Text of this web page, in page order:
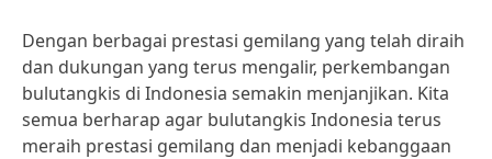
Dengan berbagai prestasi gemilang yang telah diraih
dan dukungan yang terus mengalir, perkembangan
bulutangkis di Indonesia semakin menjanjikan. Kita
semua berharap agar bulutangkis Indonesia terus
meraih prestasi gemilang dan menjadi kebanggaan